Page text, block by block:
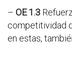
– OE 1.3
competitividad
en estas,